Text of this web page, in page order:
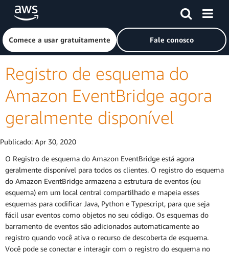
Pular para o conteúdo principal
Clique aqui para voltar à página inicial da Amazon Web
Comece a usar gratuitamente Fale conosco
Registro de esquema do
Amazon EventBridge agora
geralmente disponível
Publicado: Apr 30, 2020
O Registro de esquema do Amazon EventBridge está agora
geralmente disponível para todos os clientes. O registro do esquema
do Amazon EventBridge armazena a estrutura de eventos (ou
esquema) em um local central compartilhado e mapeia esses
esquemas para codificar Java, Python e Typescript, para que seja
fácil usar eventos como objetos no seu código. Os esquemas do
barramento de eventos são adicionados automaticamente ao
registro quando você ativa o recurso de descoberta de esquema.
Você pode se conectar e interagir com o registro do esquema no